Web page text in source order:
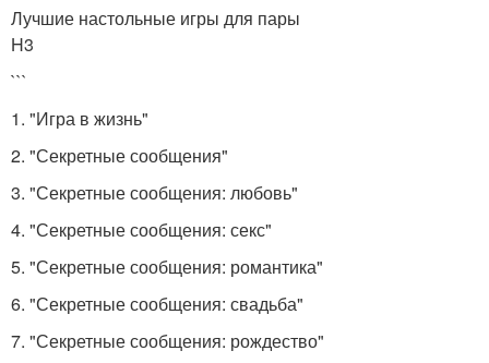
Лучшие настольные игры для пары
H3
```
1. "Игра в жизнь"
2. "Секретные сообщения"
3. "Секретные сообщения: любовь"
4. "Секретные сообщения: секс"
5. "Секретные сообщения: романтика"
6. "Секретные сообщения: свадьба"
7. "Секретные сообщения: рождество"